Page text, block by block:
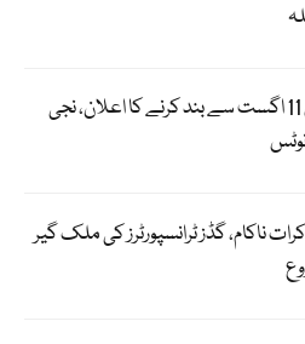
میٹرو بس سروس 11 اگست سے بند کرنے کا اعلان، نجی
ناکام، گڈز ٹرانسپورٹرز کی ملک گیر